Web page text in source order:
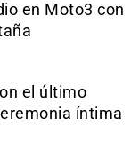
en Moto3 con
el último
íntima